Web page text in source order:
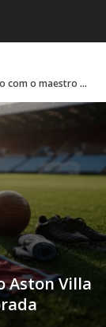
Real Madrid planeja golpe de mestre no meio-campo com o maestro do Man City
Aston Villa